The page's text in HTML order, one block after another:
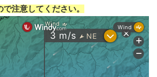
注意してください。